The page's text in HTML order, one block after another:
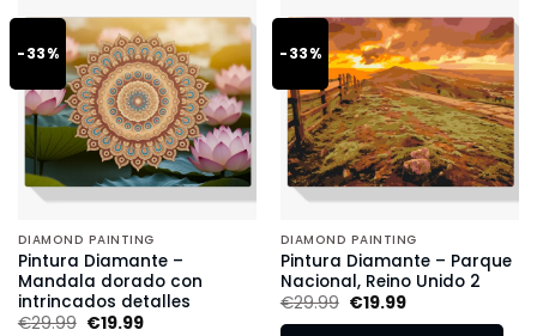
-33%
DIAMOND PAINTING
Pintura Diamante –
Mandala dorado con
intrincados detalles
€29.99 €19.99
-33%
DIAMOND PAINTING
Pintura Diamante – Parque
Nacional, Reino Unido 2
€29.99 €19.99